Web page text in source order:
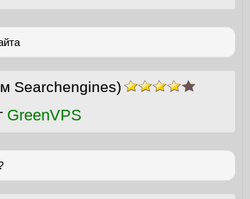
Searchengines)
GreenVPS